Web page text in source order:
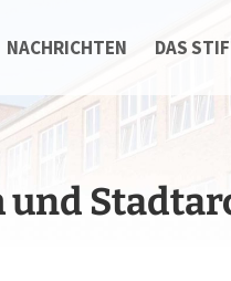
NACHRICHTEN DAS
und